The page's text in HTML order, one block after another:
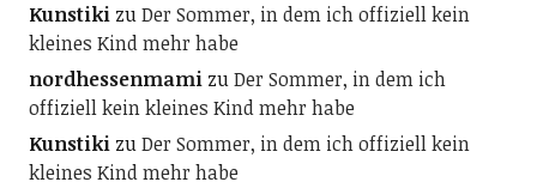
KunstikizuDer Sommer, in dem ich offiziell kein
kleines Kind mehr habe
nordhessenmamizuDer Sommer, in dem ich
offiziell kein kleines Kind mehr habe
KunstikizuDer Sommer, in dem ich offiziell kein
kleines Kind mehr habe